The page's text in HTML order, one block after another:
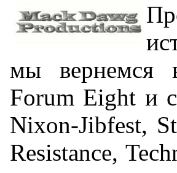
мы вернемся
Forum Eight и
Nixon-Jibfest,
Resistance,